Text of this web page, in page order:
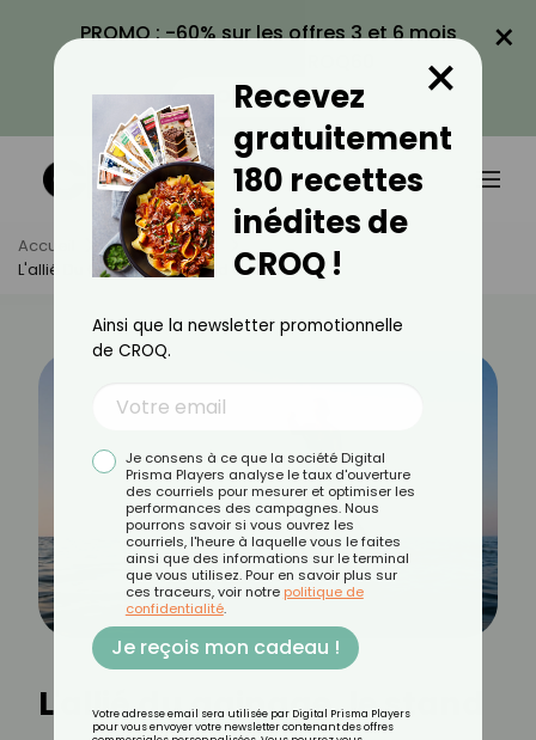
PROMO : -60% sur les offres 3 et 6 mois
VOIR LA PROMO
×
Accueil Actus
Sport
L'allié Du Gainage, Le Stand Up Paddle
L'allié du gainage, le stand
Recevez
gratuitement
180 recettes
inédites de
CROQ !
×
Ainsi que la newsletter promotionnelle
de CROQ.
Je consens à ce que la société Digital
Prisma Players analyse le taux d'ouverture
des courriels pour mesurer et optimiser les
performances des campagnes. Nous
pourrons savoir si vous ouvrez les
courriels, l'heure à laquelle vous le faites
ainsi que des informations sur le terminal
que vous utilisez. Pour en savoir plus sur
ces traceurs, voir notre politique de
confidentialité.
Je reçois mon cadeau !
Votre adresse email sera utilisée par Digital Prisma Players
pour vous envoyer votre newsletter contenant des offres